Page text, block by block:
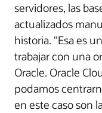
servidores, las
actualizados
historia. "Esa es
trabajar con una
Oracle. Oracle
podamos
en este caso son